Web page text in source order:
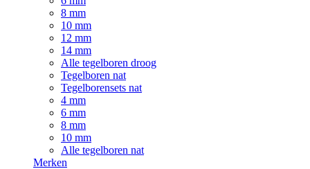
8 mm
10 mm
12 mm
14 mm
Alle tegelboren droog
Tegelboren nat
Tegelborensets nat
4 mm
6 mm
8 mm
10 mm
Alle tegelboren nat
Merken